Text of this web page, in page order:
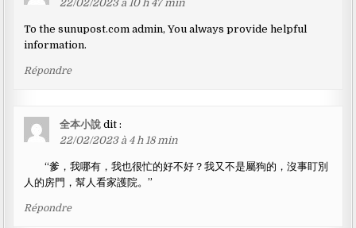
22/02/2023 à 10 h 47 min
To the sunupost.com admin, You always provide helpful
information.
Répondre
全本小說 dit :
22/02/2023 à 4 h 18 min
“爹，我哪有，我也很忙的好不好？我又不是屬狗的，沒事盯別
人的房門，幫人看家護院。”
Répondre